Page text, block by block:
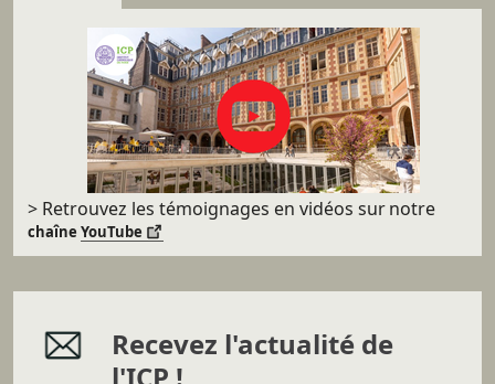
> Retrouvez les témoignages en vidéos surnotre
chaîne YouTube
Recevez l'actualité de
l'ICP !